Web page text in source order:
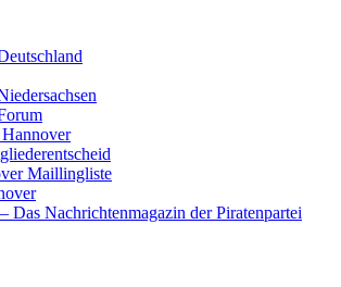
Maillingliste
Das Nachrichtenmagazin der Piratenpartei